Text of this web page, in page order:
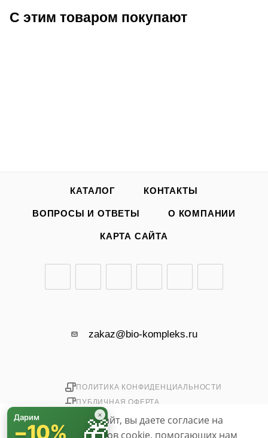
С этим товаром покупают
КАТАЛОГ КОНТАКТЫ
ВОПРОСЫ И ОТВЕТЫ О КОМПАНИИ
КАРТА САЙТА
zakaz@bio-kompleks.ru
ПОЛИТИКА КОНФИДЕНЦИАЛЬНОСТИ
ПУБЛИЧНАЯ ОФЕРТА
Используя данный сайт, вы даете согласие на
использование файлов cookie, помогающих нам
Дарим
−10%
×